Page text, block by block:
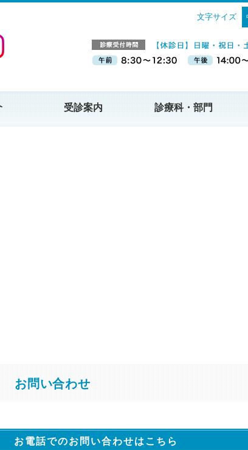
文字サイズ
受診案内 診療科・部門
お問い合わせ
お電話でのお問い合わせはこちら